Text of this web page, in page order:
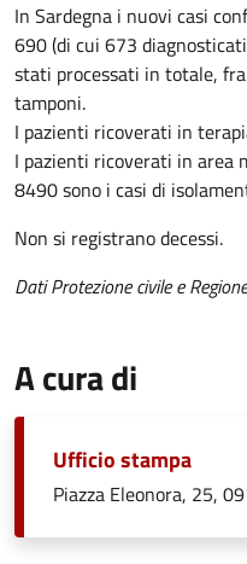
In Sardegna i nuovi casi
690 (di cui 673
stati processati in totale,
tamponi.
I pazienti ricoverati in
I pazienti ricoverati in area
8490 sono i casi di
Non si registrano decessi.
Dati Protezione civile e
A cura di
Ufficio stampa
Piazza Eleonora, 25,